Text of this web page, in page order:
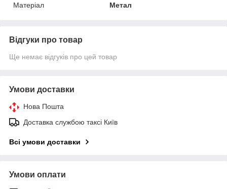
Матеріал
Метал
Відгуки про товар
Ще немає відгуків про цей товар
Умови доставки
Нова Пошта
Доставка службою таксі Київ
Всі умови доставки
Умови оплати